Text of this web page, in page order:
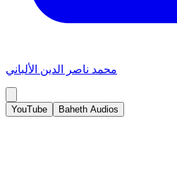
محمد ناصر الدين الألباني
YouTube Baheth Audios